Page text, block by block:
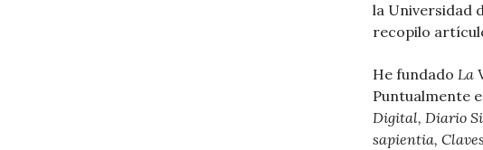
la Universidad
recopilo
He fundado La
Puntualmente
Digital, Diario
sapientia,